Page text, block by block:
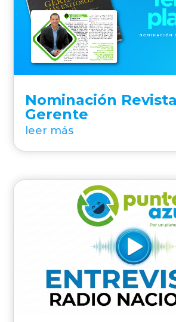
Nominación Revista
Gerente
leer más